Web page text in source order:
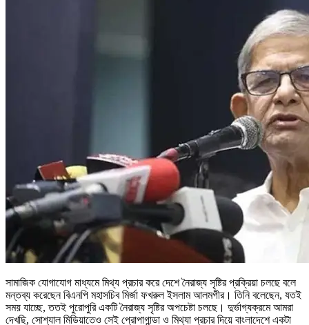
সামাজিক যোগাযোগ মাধ্যমে মিথ্য প্রচার করে দেশে নৈরাজ্য সৃষ্টির প্রক্রিয়া চলছে বলে
মন্তব্য করেছেন বিএনপি মহাসচিব মির্জা ফখরুল ইসলাম আলমগীর। তিনি বলেছেন, যতই
সময় যাচ্ছে, ততই পুরোপুরি একটি নৈরাজ্য সৃষ্টির অপচেষ্টা চলছে। দুর্ভাগ্যক্রমে আমরা
দেখছি, সোশ্যাল মিডিয়াতেও সেই প্রোপাগান্ডা ও মিথ্যা প্রচার দিয়ে বাংলাদেশে একটা